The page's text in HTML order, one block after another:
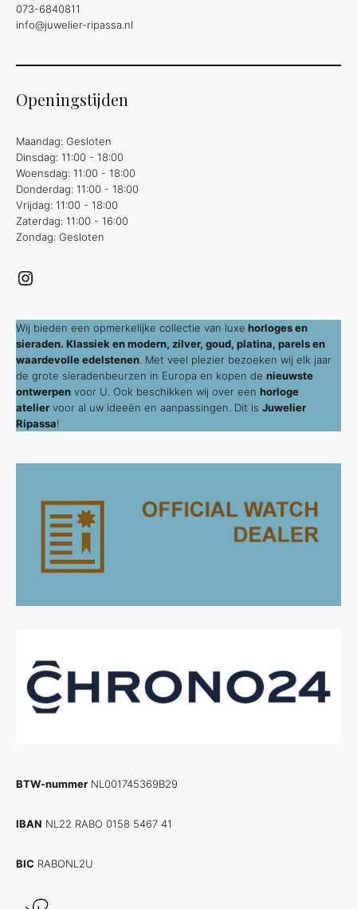
073-6840811
info@juwelier-ripassa.nl
Openingstijden
Maandag: Gesloten
Dinsdag: 11:00 - 18:00
Woensdag: 11:00 - 18:00
Donderdag: 11:00 - 18:00
Vrijdag: 11:00 - 18:00
Zaterdag: 11:00 - 16:00
Zondag: Gesloten
Instagram
Wij bieden een opmerkelijke collectie van luxe horloges en
sieraden. Klassiek en modern, zilver, goud, platina, parels en
waardevolle edelstenen . Met veel plezier bezoeken wij elk jaar
de grote sieradenbeurzen in Europa en kopen de nieuwste
ontwerpen voor U. Ook beschikken wij over een horloge
atelier voor al uw ideeën en aanpassingen. Dit is Juwelier
Ripassa!
BTW-nummer NL001745369B29
IBAN NL22 RABO 0158 5467 41
BIC RABONL2U